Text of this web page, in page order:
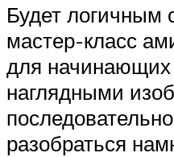
Будет логичным
мастер-класс
для
наглядными
разобраться